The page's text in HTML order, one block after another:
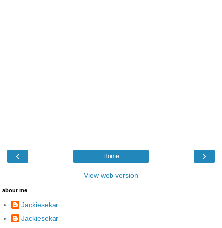
‹ ›
Home
View web version
about me
Jackiesekar
Jackiesekar